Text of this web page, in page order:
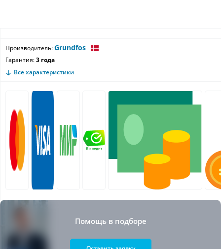
Производитель:Grundfos
Гарантия:3 года
Все характеристики
Помощь в подборе